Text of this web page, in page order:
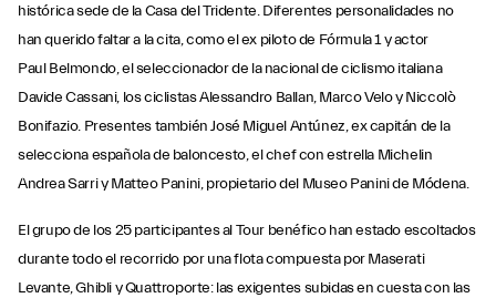
histórica sede de la Casa del Tridente. Diferentes personalidades no
han querido faltar a la cita, como el ex piloto de Fórmula 1 y actor
Paul Belmondo, el seleccionador de la nacional de ciclismo italiana
Davide Cassani, los ciclistas Alessandro Ballan, Marco Velo y Niccolò
Bonifazio. Presentes también José Miguel Antúnez, ex capitán de la
selecciona española de baloncesto, el chef con estrella Michelin
Andrea Sarri y Matteo Panini, propietario del Museo Panini de Módena.
El grupo de los 25 participantes al Tour benéfico han estado escoltados
durante todo el recorrido por una flota compuesta por Maserati
Levante, Ghibli y Quattroporte: las exigentes subidas en cuesta con las